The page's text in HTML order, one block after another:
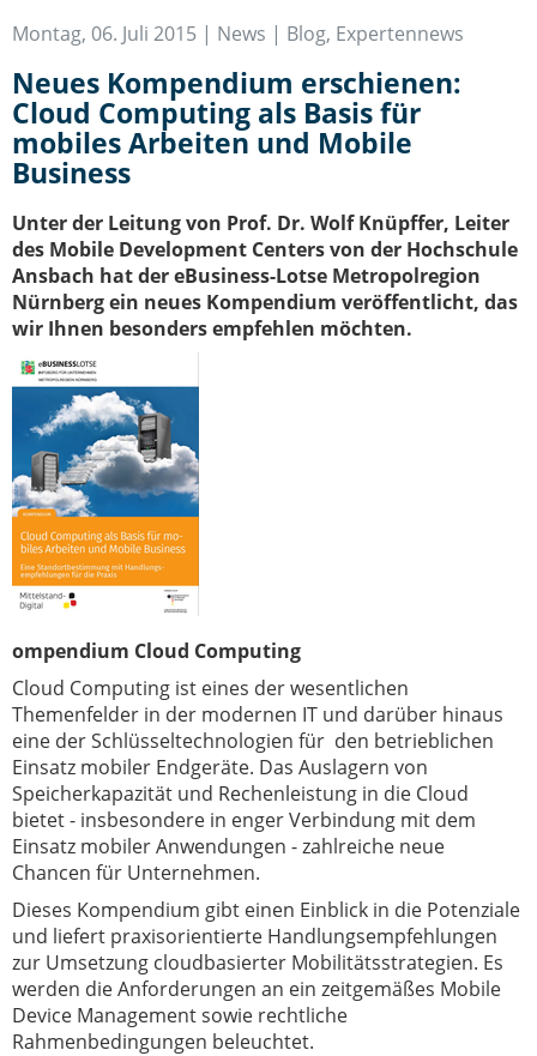
Start-Up Augsburg
Montag, 06. Juli 2015 | News | Blog, Expertennews
Neues Kompendium erschienen:
Cloud Computing als Basis für
mobiles Arbeiten und Mobile
Business
Unter der Leitung von Prof. Dr. Wolf Knüpffer, Leiter
des Mobile Development Centers von der Hochschule
Ansbach hat der eBusiness-Lotse Metropolregion
Nürnberg ein neues Kompendium veröffentlicht, das
wir Ihnen besonders empfehlen möchten.
ompendium Cloud Computing
Cloud Computing ist eines der wesentlichen
Themenfelder in der modernen IT und darüber hinaus
eine der Schlüsseltechnologien für den betrieblichen
Einsatz mobiler Endgeräte. Das Auslagern von
Speicherkapazität und Rechenleistung in die Cloud
bietet - insbesondere in enger Verbindung mit dem
Einsatz mobiler Anwendungen - zahlreiche neue
Chancen für Unternehmen.
Dieses Kompendium gibt einen Einblick in die Potenziale
und liefert praxisorientierte Handlungsempfehlungen
zur Umsetzung cloudbasierter Mobilitätsstrategien. Es
werden die Anforderungen an ein zeitgemäßes Mobile
Device Management sowie rechtliche
Rahmenbedingungen beleuchtet.